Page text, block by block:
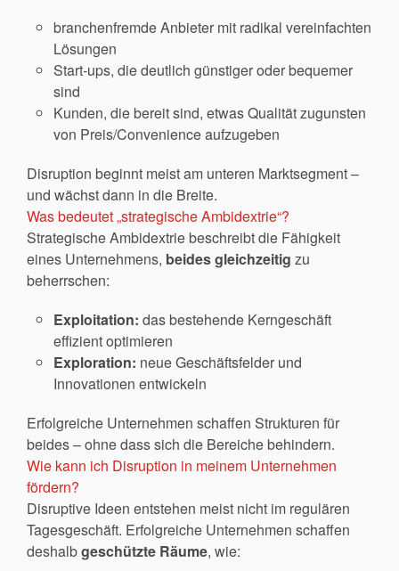
branchenfremde Anbieter mit radikal vereinfachten
Lösungen
Start-ups, die deutlich günstiger oder bequemer
sind
Kunden, die bereit sind, etwas Qualität zugunsten
von Preis/Convenience aufzugeben
Disruption beginnt meist am unteren Marktsegment –
und wächst dann in die Breite.
Was bedeutet „strategische Ambidextrie“?
Strategische Ambidextrie beschreibt die Fähigkeit
eines Unternehmens, beides gleichzeitig zu
beherrschen:
Exploitation: das bestehende Kerngeschäft
effizient optimieren
Exploration: neue Geschäftsfelder und
Innovationen entwickeln
Erfolgreiche Unternehmen schaffen Strukturen für
beides – ohne dass sich die Bereiche behindern.
Wie kann ich Disruption in meinem Unternehmen
fördern?
Disruptive Ideen entstehen meist nicht im regulären
Tagesgeschäft. Erfolgreiche Unternehmen schaffen
deshalbgeschützte Räume, wie: